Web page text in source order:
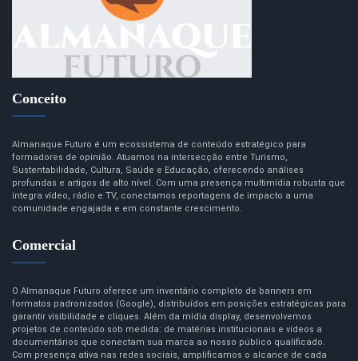
Conceito
Almanaque Futuro é um ecossistema de conteúdo estratégico para
formadores de opinião. Atuamos na intersecção entre Turismo,
Sustentabilidade, Cultura, Saúde e Educação, oferecendo análises
profundas e artigos de alto nível. Com uma presença multimídia robusta que
integra vídeo, rádio e TV, conectamos reportagens de impacto a uma
comunidade engajada e em constante crescimento.
Comercial
O Almanaque Futuro oferece um inventário completo de banners em
formatos padronizados (Google), distribuídos em posições estratégicas para
garantir visibilidade e cliques. Além da mídia display, desenvolvemos
projetos de conteúdo sob medida: de matérias institucionais e vídeos a
documentários que conectam sua marca ao nosso público qualificado.
Com presença ativa nas redes sociais, amplificamos o alcance de cada